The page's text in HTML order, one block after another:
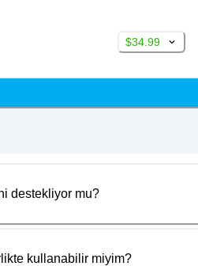
$34.99
destekliyor mu?
kullanabilir miyim?